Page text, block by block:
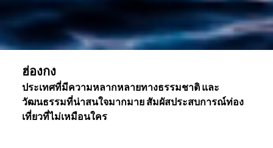
ฮ่องกง
ประเทศที่มีความหลากหลายทางธรรมชาติ และ
วัฒนธรรมที่น่าสนใจมากมาย สัมผัสประสบการณ์ท่อง
เที่ยวที่ไม่เหมือนใคร